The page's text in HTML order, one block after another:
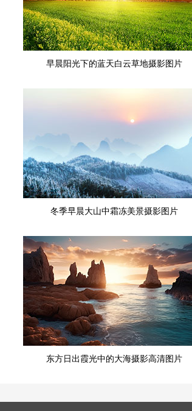
早晨阳光下的蓝天白云草地摄影图片
冬季早晨大山中霜冻美景摄影图片
东方日出霞光中的大海摄影高清图片